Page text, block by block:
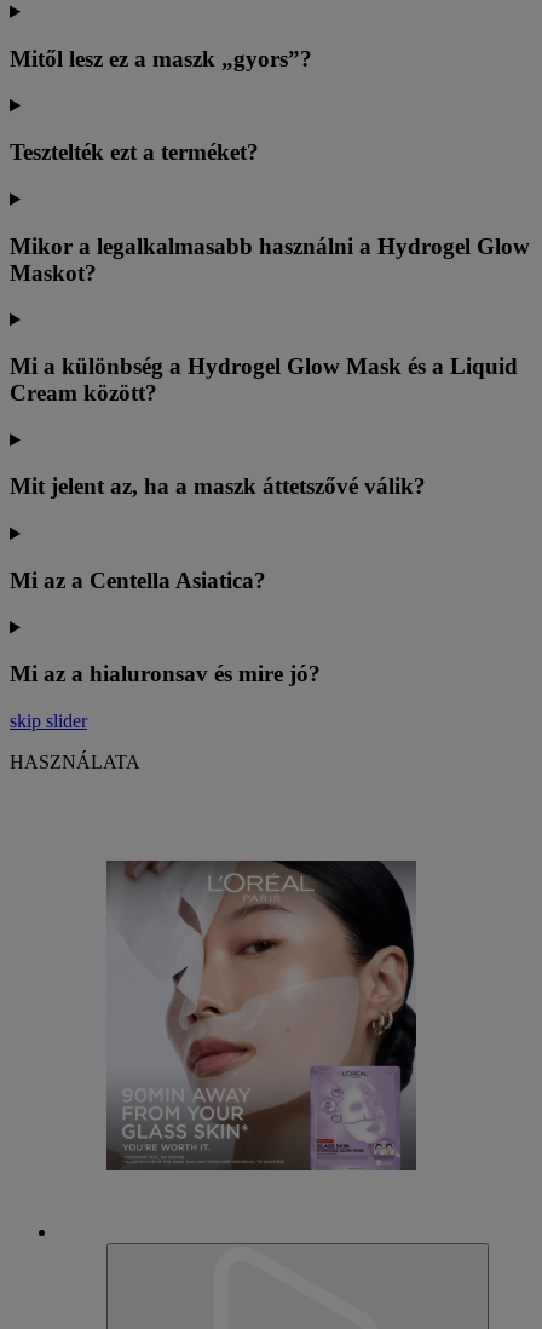
Mitől lesz ez a maszk „gyors”?
Tesztelték ezt a terméket?
Mikor a legalkalmasabb használni a Hydrogel Glow
Maskot?
Mi a különbség a Hydrogel Glow Mask és a Liquid
Cream között?
Mit jelent az, ha a maszk áttetszővé válik?
Mi az a Centella Asiatica?
Mi az a hialuronsav és mire jó?
skip slider
HASZNÁLATA